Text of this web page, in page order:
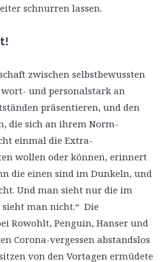
schnurren lassen.
zwischen selbstbewussten
und personalstark an
präsentieren, und den
die sich an ihrem Norm-
einmal die Extra-
wollen oder können, erinnert
die einen sind im Dunkeln, und
Und man sieht nur die im
man nicht.“ Die
Rowohlt, Penguin, Hanser und
Corona-vergessen abstandslos
von den Vortagen ermüdete